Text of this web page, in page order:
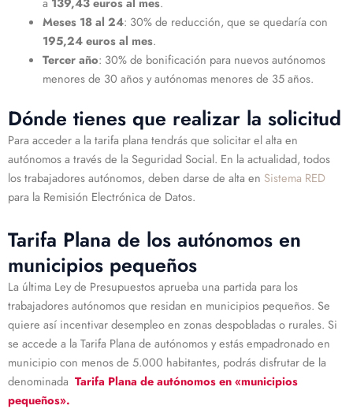
Meses 18 al 24: 30% de reducción, que se quedaría con
195,24 euros al mes.
Tercer año: 30% de bonificación para nuevos autónomos
menores de 30 años y autónomas menores de 35 años.
Dónde tienes que realizar la solicitud
Para acceder a la tarifa plana tendrás que solicitar el alta en
autónomos a través de la Seguridad Social. En la actualidad, todos
los trabajadores autónomos, deben darse de alta en Sistema RED
para la Remisión Electrónica de Datos.
Tarifa Plana de los autónomos en
municipios pequeños
La última Ley de Presupuestos aprueba una partida para los
trabajadores autónomos que residan en municipios pequeños. Se
quiere así incentivar desempleo en zonas despobladas o rurales. Si
se accede a la Tarifa Plana de autónomos y estás empadronado en
municipio con menos de 5.000 habitantes, podrás disfrutar de la
denominada Tarifa Plana de autónomos en «municipios
pequeños».